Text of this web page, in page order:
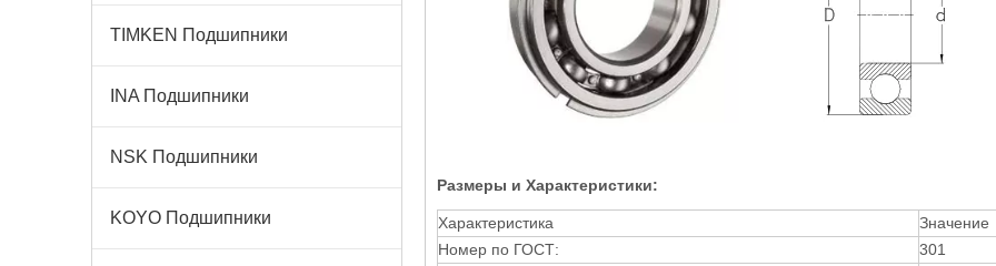
TIMKEN Подшипники
INA Подшипники
NSK Подшипники
KOYO Подшипники
Размеры и Характеристики:
Характеристика
Значение
Номер по ГОСТ:
301